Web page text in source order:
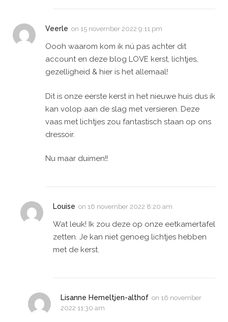
Veerle on 15 november 2022 9:11 pm
Oooh waarom kom ik nú pas achter dit
account en deze blog LOVE kerst, lichtjes,
gezelligheid & hier is het allemaal!
Dit is onze eerste kerst in het nieuwe huis dus ik
kan volop aan de slag met versieren. Deze
vaas met lichtjes zou fantastisch staan op ons
dressoir.
Nu maar duimen!!
Louise on 16 november 2022 8:20 am
Wat leuk! Ik zou deze op onze eetkamertafel
zetten. Je kan niet genoeg lichtjes hebben
met de kerst.
Lisanne Hemeltjen-althof on 16 november
2022 11:30 am